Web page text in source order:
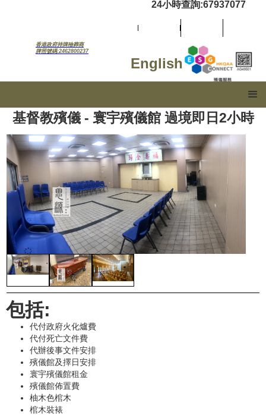
香港政府持牌殮葬商
牌照號碼:2462800237
24小時查詢:67937077
English
基督教殯儀 - 寰宇殯儀館 過境即日2小時
包括:
代付政府火化爐費
代付死亡文件費
代辦後事文件安排
殯儀館及擇日安排
寰宇殯儀館租金
殯儀館佈置費
柚木色棺木
棺木裝裱